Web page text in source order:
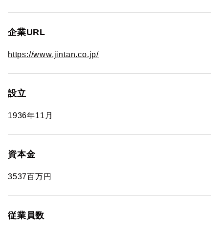
企業URL
https://www.jintan.co.jp/
設立
1936年11月
資本金
3537百万円
従業員数